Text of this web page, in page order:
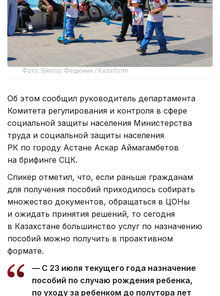
Фото: Виктор Федюнин / Kazinform
Об этом сообщил руководитель департамента
Комитета регулирования и контроля в сфере
социальной защиты населения Министерства
труда и социальной защиты населения
РК по городу Астане Аскар Аймагамбетов
на брифинге СЦК.
Спикер отметил, что, если раньше гражданам
для получения пособий приходилось собирать
множество документов, обращаться в ЦОНы
и ожидать принятия решений, то сегодня
в Казахстане большинство услуг по назначению
пособий можно получить в проактивном
формате.
— С 23 июля текущего года назначение
пособий по случаю рождения ребенка,
по уходу за ребенком до полутора лет